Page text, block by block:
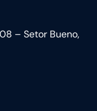
– Setor Bueno,